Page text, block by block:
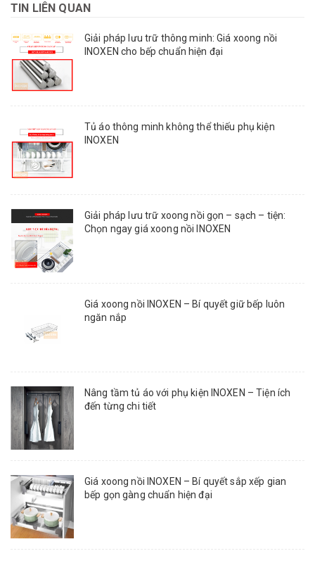
TIN LIÊN QUAN
Giải pháp lưu trữ thông minh: Giá xoong nồi
INOXEN cho bếp chuẩn hiện đại
Tủ áo thông minh không thể thiếu phụ kiện
INOXEN
Giải pháp lưu trữ xoong nồi gọn – sạch – tiện:
Chọn ngay giá xoong nồi INOXEN
Giá xoong nồi INOXEN – Bí quyết giữ bếp luôn
ngăn nắp
Nâng tầm tủ áo với phụ kiện INOXEN – Tiện ích
đến từng chi tiết
Giá xoong nồi INOXEN – Bí quyết sắp xếp gian
bếp gọn gàng chuẩn hiện đại